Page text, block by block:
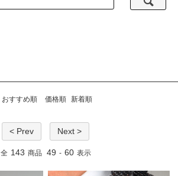
おすすめ順 価格順 新着順
< Prev Next >
全 143 商品 49 - 60 表示